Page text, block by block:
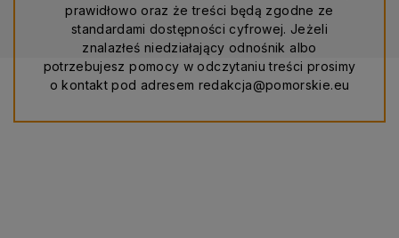
prawidłowo oraz że treści będą zgodne ze
standardami dostępności cyfrowej. Jeżeli
znalazłeś niedziałający odnośnik albo
potrzebujesz pomocy w odczytaniu treści prosimy
o kontakt pod adresem redakcja@pomorskie.eu